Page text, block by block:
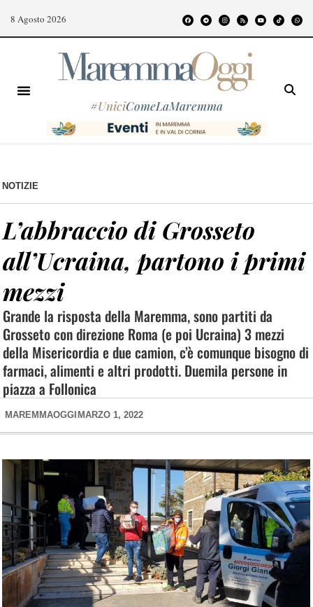
8 Agosto 2026
#UniciComeLaMaremma
NOTIZIE
L’abbraccio di Grosseto
all’Ucraina, partono i primi
mezzi
Grande la risposta della Maremma, sono partiti da
Grosseto con direzione Roma (e poi Ucraina) 3 mezzi
della Misericordia e due camion, c’è comunque bisogno di
farmaci, alimenti e altri prodotti. Duemila persone in
piazza a Follonica
MAREMMAOGGI MARZO 1, 2022